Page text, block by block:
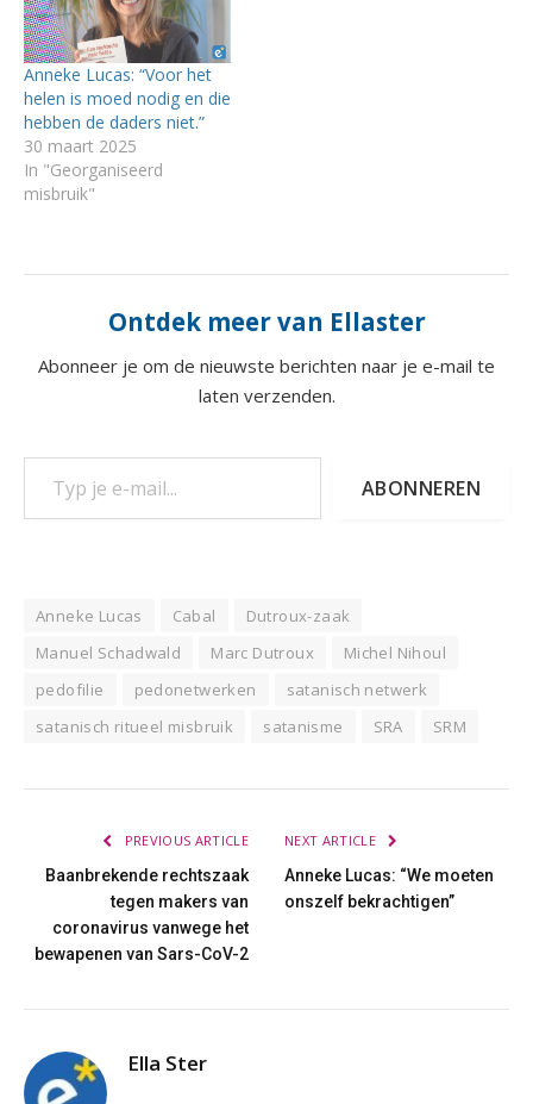
Anneke Lucas: “Voor het
helen is moed nodig en die
hebben de daders niet.”
30 maart 2025
In "Georganiseerd
misbruik"
Ontdek meer van Ellaster
Abonneer je om de nieuwste berichten naar je e-mail te
laten verzenden.
Typ je e-mail...
ABONNEREN
Anneke Lucas Cabal
Dutroux-zaak
Manuel Schadwald
Marc Dutroux
Michel Nihoul
pedofilie
pedonetwerken
satanisch netwerk
satanisch ritueel misbruik
satanisme SRA SRM
PREVIOUS ARTICLE
Baanbrekende rechtszaak
tegen makers van
coronavirus vanwege het
bewapenen van Sars-CoV-2
NEXT ARTICLE
Anneke Lucas: “We moeten
onszelf bekrachtigen”
Ella Ster